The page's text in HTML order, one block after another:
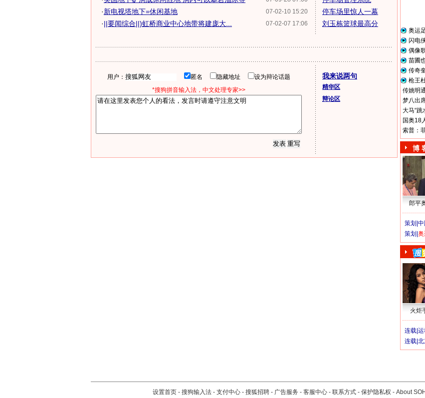
07-02-10 15:20
·新电视塔地下=休闲基地
07-02-07 17:06
·||要闻综合||)虹桥商业中心地带将建庞大...
停车场里惊人一幕
刘玉栋篮球最高分
用户： 匿名 隐藏地址
设为辩论话题
*搜狗拼音输入法，中文处理专家>>
我来说两句
精华区
辩论区
奥运
闪电
偶像
苗圃
传奇
枪王
传姚明
梦八出
大马“跳
国奥18
索普：
博
郎平
策划|
策划| 奥
火炬
连载|
连载|
设置首页 - 搜狗输入法 - 支付中心 - 搜狐招聘 - 广告服务 - 客服中心 - 联系方式 - 保护隐私权 - About